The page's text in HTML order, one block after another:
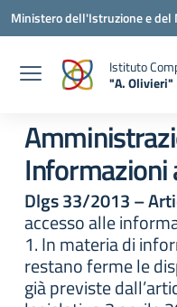
Vai ai contenuti
Vai al menu di navigazione
Vai al footer
Ministero dell'Istruzione e del
Istituto
"A. Olivieri"
Informazioni
Dlgs 33/2013 –
accesso alle
1. In materia di
restano ferme le
già previste